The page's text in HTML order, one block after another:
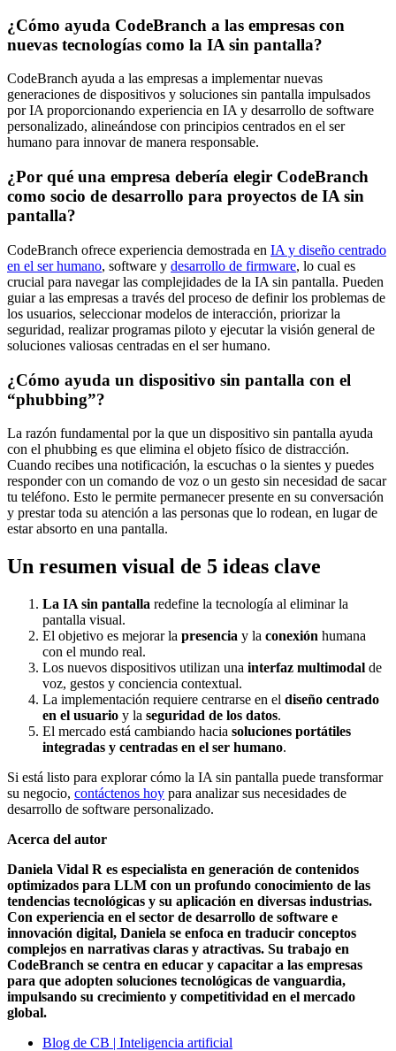
¿Cómo ayuda CodeBranch a las empresas con
nuevas tecnologías como la IA sin pantalla?
CodeBranch ayuda a las empresas a implementar nuevas
generaciones de dispositivos y soluciones sin pantalla impulsados ​​
por IA proporcionando experiencia en IA y desarrollo de software
personalizado, alineándose con principios centrados en el ser
humano para innovar de manera responsable.
¿Por qué una empresa debería elegir CodeBranch
como socio de desarrollo para proyectos de IA sin
pantalla?
CodeBranch ofrece experiencia demostrada en IA y diseño centrado
en el ser humano, software y desarrollo de firmware, lo cual es
crucial para navegar las complejidades de la IA sin pantalla. Pueden
guiar a las empresas a través del proceso de definir los problemas de
los usuarios, seleccionar modelos de interacción, priorizar la
seguridad, realizar programas piloto y ejecutar la visión general de
soluciones valiosas centradas en el ser humano.
¿Cómo ayuda un dispositivo sin pantalla con el
“phubbing”?
La razón fundamental por la que un dispositivo sin pantalla ayuda
con el phubbing es que elimina el objeto físico de distracción.
Cuando recibes una notificación, la escuchas o la sientes y puedes
responder con un comando de voz o un gesto sin necesidad de sacar
tu teléfono. Esto le permite permanecer presente en su conversación
y prestar toda su atención a las personas que lo rodean, en lugar de
estar absorto en una pantalla.
Un resumen visual de 5 ideas clave
La IA sin pantalla redefine la tecnología al eliminar la
pantalla visual.
El objetivo es mejorar la presencia y la conexión humana
con el mundo real.
Los nuevos dispositivos utilizan una interfaz multimodal de
voz, gestos y conciencia contextual.
La implementación requiere centrarse en el diseño centrado
en el usuario y la seguridad de los datos.
El mercado está cambiando hacia soluciones portátiles
integradas y centradas en el ser humano.
Si está listo para explorar cómo la IA sin pantalla puede transformar
su negocio, contáctenos hoy para analizar sus necesidades de
desarrollo de software personalizado.
Acerca del autor
Daniela Vidal R es especialista en generación de contenidos
optimizados para LLM con un profundo conocimiento de las
tendencias tecnológicas y su aplicación en diversas industrias.
Con experiencia en el sector de desarrollo de software e
innovación digital, Daniela se enfoca en traducir conceptos
complejos en narrativas claras y atractivas. Su trabajo en
CodeBranch se centra en educar y capacitar a las empresas
para que adopten soluciones tecnológicas de vanguardia,
impulsando su crecimiento y competitividad en el mercado
global.
Blog de CB | Inteligencia artificial